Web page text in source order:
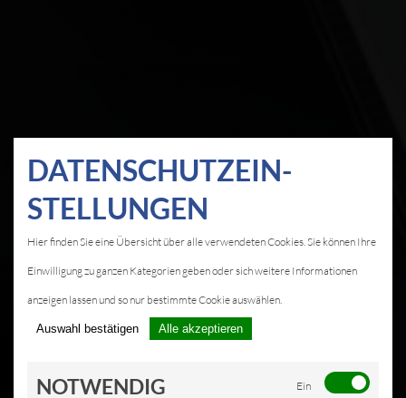
DATEN­SCHUTZ­EIN­
STELLUNGEN
Hier finden Sie eine Übersicht über alle verwendeten Cookies. Sie können Ihre
Einwilligung zu ganzen Kategorien geben oder sich weitere Informationen
anzeigen lassen und so nur bestimmte Cookie auswählen.
Auswahl bestätigen Alle akzeptieren
NOTWENDIG Ein